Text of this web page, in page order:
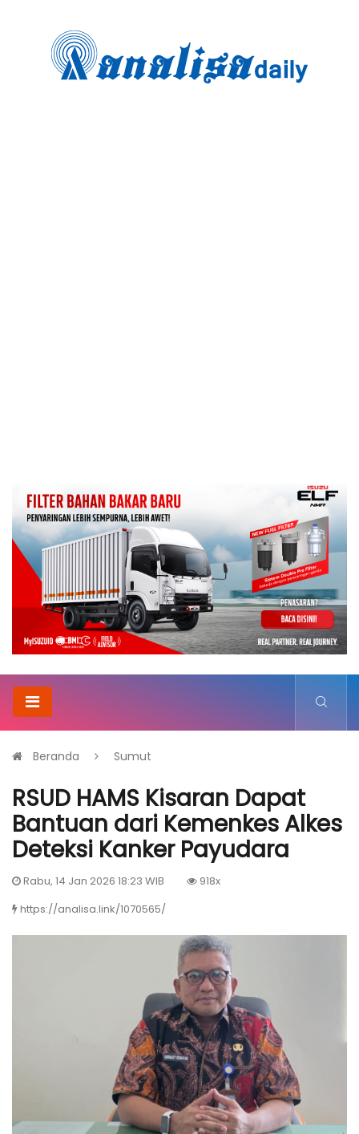
Beranda Sumut
RSUD HAMS Kisaran Dapat
Bantuan dari Kemenkes Alkes
Deteksi Kanker Payudara
Rabu, 14 Jan 2026 18:23 WIB
918x
https://analisa.link/1070565/